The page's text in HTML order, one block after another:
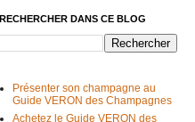
RECHERCHER DANS CE BLOG
Présenter son champagne au
Guide VERON des Champagnes
Achetez le Guide VERON des